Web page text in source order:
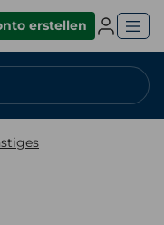
erstellen